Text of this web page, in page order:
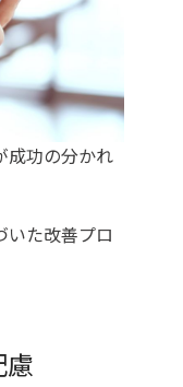
成功の分かれ
いた改善プロ